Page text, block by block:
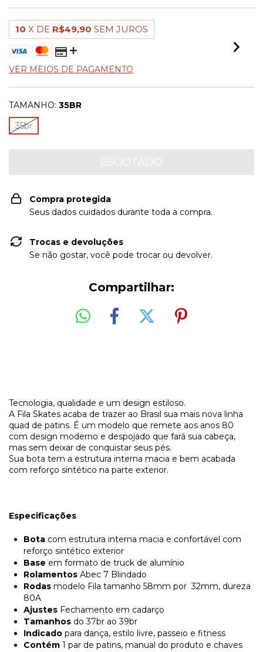
10 X DE R$49,90 SEM JUROS
VER MEIOS DE PAGAMENTO
TAMANHO: 35BR
35br
Compra protegida
Seus dados cuidados durante toda a compra.
Trocas e devoluções
Se não gostar, você pode trocar ou devolver.
Compartilhar:
Tecnologia, qualidade e um design estiloso.
A Fila Skates acaba de trazer ao Brasil sua mais nova linha
quad de patins. É um modelo que remete aos anos 80
com design moderno e despojado que fará sua cabeça,
mas sem deixar de conquistar seus pés.
Sua bota tem a estrutura interna macia e bem acabada
com reforço sintético na parte exterior.
Especificações
Bota com estrutura interna macia e confortável com
reforço sintético exterior
Base em formato de truck de alumínio
Rolamentos Abec 7 Blindado
Rodas modelo Fila tamanho 58mm por 32mm, dureza
80A
Ajustes Fechamento em cadarço
Tamanhos do 37br ao 39br
Indicado para dança, estilo livre, passeio e fitness
Contém 1 par de patins, manual do produto e chaves